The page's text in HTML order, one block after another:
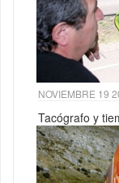
NOVIEMBRE 19
Tacógrafo y